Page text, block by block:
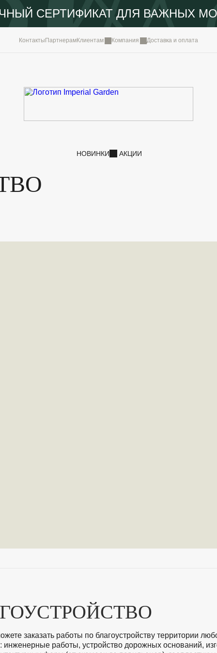
СЕРТИФИКАТ ДЛЯ ВАЖНЫХ
Контакты ПартнерамКлиентам Компания Доставка и оплата
НОВИНКИ АКЦИИ
заказать работы по благоустройству территории
инженерные работы, устройство дорожных оснований,